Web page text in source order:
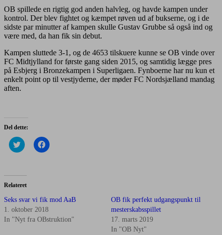
OB spillede en rigtig god anden halvleg, og havde kampen under
kontrol. Der blev fightet og kæmpet røven ud af bukserne, og i de
sidste par minutter af kampen skulle Gustav Grubbe så også ind og
være med, da han fik sin debut.
Kampen sluttede 3-1, og de 4653 tilskuere kunne se OB vinde over
FC Midtjylland for første gang siden 2015, og samtidig lægge pres
på Esbjerg i Bronzekampen i Superligaen. Fynboerne har nu kun et
enkelt point op til vestjyderne, der møder FC Nordsjælland mandag
aften.
Del dette:
Click
to
(Opens
in
new
Click
to
Relateret
Seks svar vi fik mod AaB
1. oktober 2018
In "Nyt fra OBstruktion"
OB fik perfekt udgangspunkt til
mesterskabsspillet
17. marts 2019
In "OB Nyt"